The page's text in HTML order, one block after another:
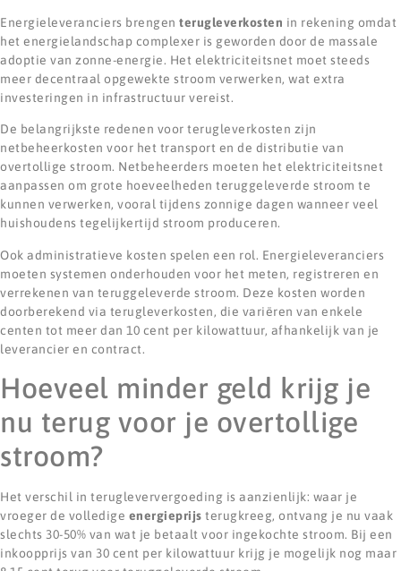
Energieleveranciers brengen terugleverkosten in rekening omdat
het energielandschap complexer is geworden door de massale
adoptie van zonne-energie. Het elektriciteitsnet moet steeds
meer decentraal opgewekte stroom verwerken, wat extra
investeringen in infrastructuur vereist.
De belangrijkste redenen voor terugleverkosten zijn
netbeheerkosten voor het transport en de distributie van
overtollige stroom. Netbeheerders moeten het elektriciteitsnet
aanpassen om grote hoeveelheden teruggeleverde stroom te
kunnen verwerken, vooral tijdens zonnige dagen wanneer veel
huishoudens tegelijkertijd stroom produceren.
Ook administratieve kosten spelen een rol. Energieleveranciers
moeten systemen onderhouden voor het meten, registreren en
verrekenen van teruggeleverde stroom. Deze kosten worden
doorberekend via terugleverkosten, die variëren van enkele
centen tot meer dan 10 cent per kilowattuur, afhankelijk van je
leverancier en contract.
Hoeveel minder geld krijg je
nu terug voor je overtollige
stroom?
Het verschil in terugleververgoeding is aanzienlijk: waar je
vroeger de volledige energieprijs terugkreeg, ontvang je nu vaak
slechts 30-50% van wat je betaalt voor ingekochte stroom. Bij een
inkoopprijs van 30 cent per kilowattuur krijg je mogelijk nog maar